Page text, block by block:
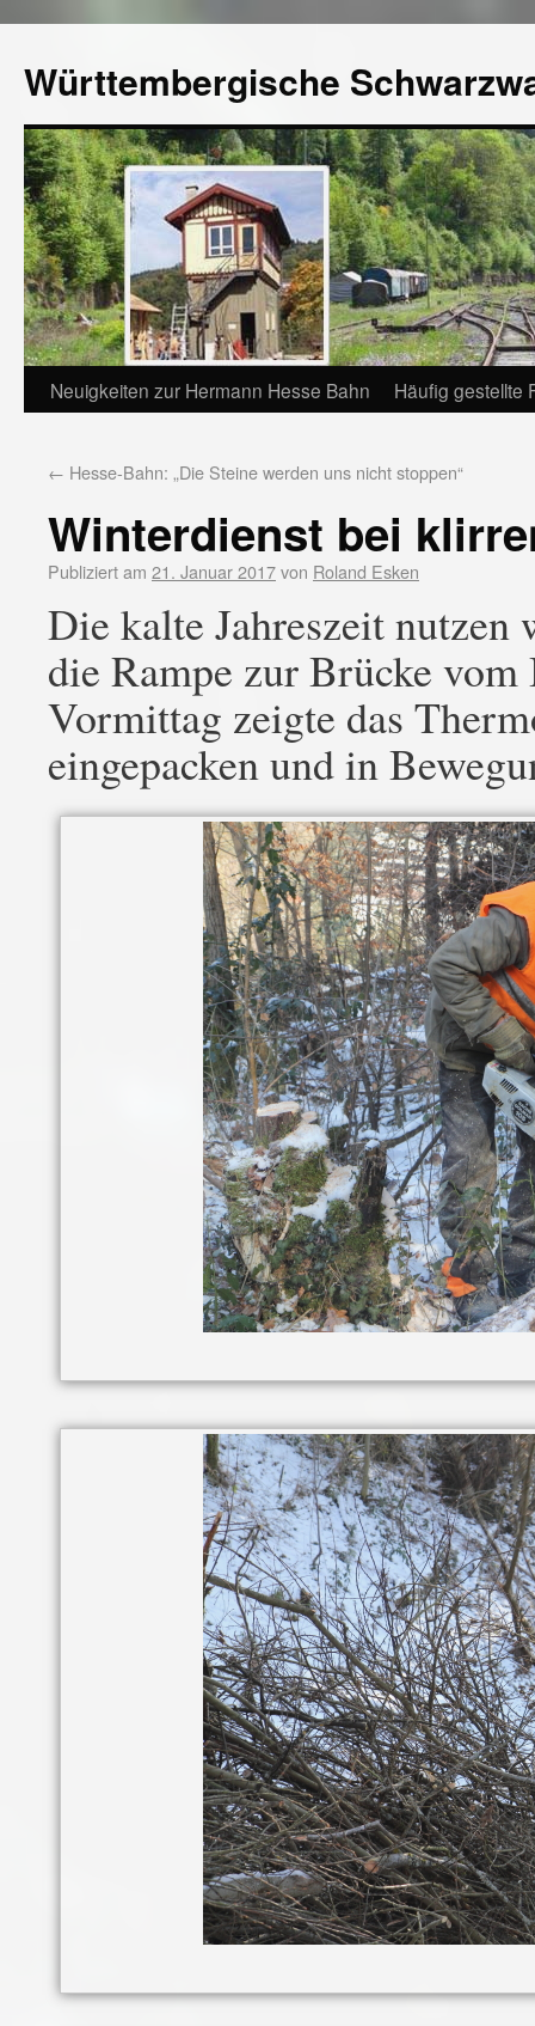
Württembergische
Neuigkeiten zur Hermann Hesse Bahn Häufig gestellte
← Hesse-Bahn: „Die Steine werden uns nicht stoppen“
Winterdienst bei
Publiziert am 21. Januar 2017von Roland Esken
Die kalte Jahreszeit nutzen
die Rampe zur Brücke
Vormittag zeigte das
eingepacken und in